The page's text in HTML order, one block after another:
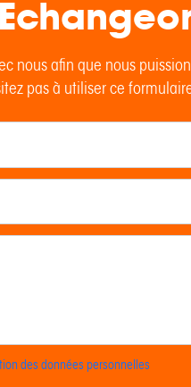
nous afin que nous
pas à utiliser ce
des données personnelles